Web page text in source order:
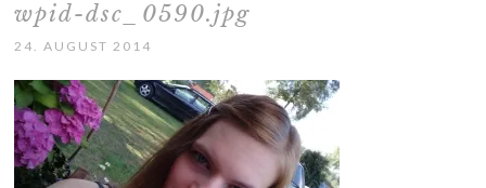
wpid-dsc_0590.jpg
24. AUGUST 2014